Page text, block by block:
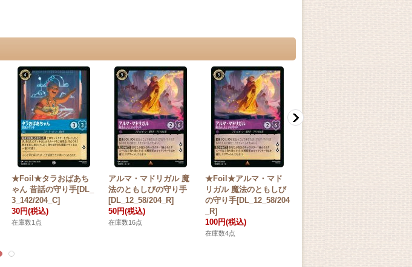
★Foil★タラおばあち
ゃん 昔話の守り手[DL_
3_142/204_C]
30円(税込)
在庫数1点
アルマ・マドリガル 魔
法のともしびの守り手
[DL_12_58/204_R]
50円(税込)
在庫数16点
★Foil★アルマ・マド
リガル 魔法のともしび
の守り手[DL_12_58/204
_R]
100円(税込)
在庫数4点
在